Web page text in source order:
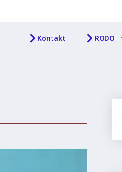
Kontakt RODO